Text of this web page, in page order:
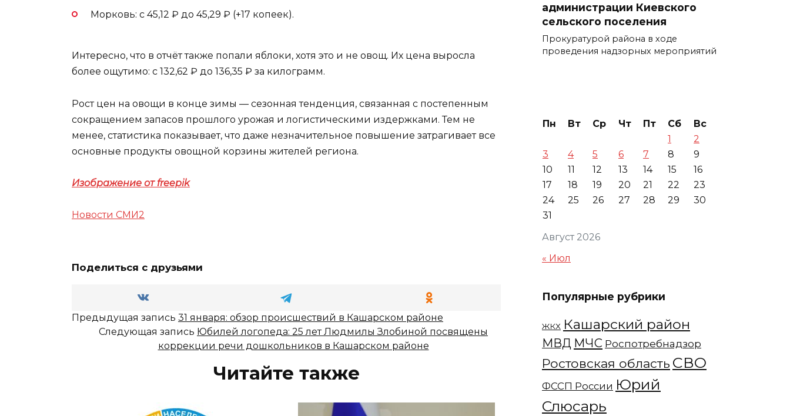
Морковь: с 45,12 ₽ до 45,29 ₽ (+17 копеек).
Интересно, что в отчёт также попали яблоки, хотя это и не овощ. Их цена выросла
более ощутимо: с 132,62 ₽ до 136,35 ₽ за килограмм.
Рост цен на овощи в конце зимы — сезонная тенденция, связанная с постепенным
сокращением запасов прошлого урожая и логистическими издержками. Тем не
менее, статистика показывает, что даже незначительное повышение затрагивает все
основные продукты овощной корзины жителей региона.
Изображение от freepik
Новости СМИ2
Поделиться с друзьями
Предыдущая запись 31 января: обзор происшествий в Кашарском районе
Следующая запись Юбилей логопеда: 25 лет Людмилы Злобиной посвящены
коррекции речи дошкольников в Кашарском районе
Читайте также
администрации Киевского
сельского поселения
Прокуратурой района в ходе
проведения надзорных мероприятий
Август 2026
Пн Вт Ср Чт Пт Сб
Вс
1
2
3
4 5 6 7 8
9
10
11 12 13 14 15
16
17
18 19 20 21 22
23
24
25 26 27 28 29
30
31
« Июл
Популярные рубрики
ЖКХ Кашарский район
МВД МЧС Роспотребнадзор
Ростовская область СВО
ФССП России Юрий
Слюсарь